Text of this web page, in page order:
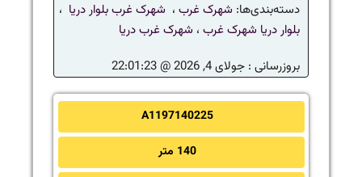
دسته‌بندی‌ها: شهرک غرب ، شهرک غرب بلوار دریا ،
بلوار دریا شهرک غرب ، شهرک غرب دریا
بروزرسانی : جولای 4, 2026 @ 22:01:23
A1197140225
140 متر